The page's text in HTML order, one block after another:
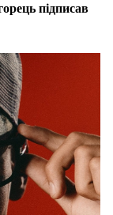
підписав